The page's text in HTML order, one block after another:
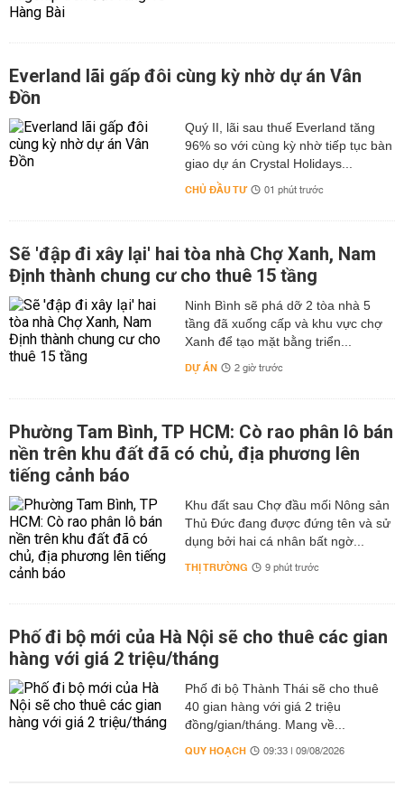
Everland lãi gấp đôi cùng kỳ nhờ dự án Vân
Đồn
Quý II, lãi sau thuế Everland tăng
96% so với cùng kỳ nhờ tiếp tục bàn
giao dự án Crystal Holidays...
CHỦ ĐẦU TƯ 01 phút trước
Sẽ 'đập đi xây lại' hai tòa nhà Chợ Xanh, Nam
Định thành chung cư cho thuê 15 tầng
Ninh Bình sẽ phá dỡ 2 tòa nhà 5
tầng đã xuống cấp và khu vực chợ
Xanh để tạo mặt bằng triển...
DỰ ÁN 2 giờ trước
Phường Tam Bình, TP HCM: Cò rao phân lô bán
nền trên khu đất đã có chủ, địa phương lên
tiếng cảnh báo
Khu đất sau Chợ đầu mối Nông sản
Thủ Đức đang được đứng tên và sử
dụng bởi hai cá nhân bất ngờ...
THỊ TRƯỜNG 9 phút trước
Phố đi bộ mới của Hà Nội sẽ cho thuê các gian
hàng với giá 2 triệu/tháng
Phố đi bộ Thành Thái sẽ cho thuê
40 gian hàng với giá 2 triệu
đồng/gian/tháng. Mang về...
QUY HOẠCH 09:33 | 09/08/2026